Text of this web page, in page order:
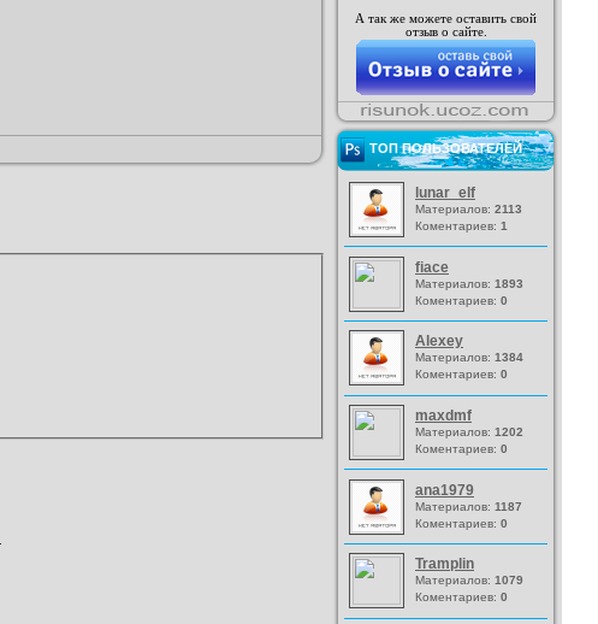
А так же можете оставить свой
отзыв о сайте.
ТОП ПОЛЬЗОВАТЕЛЕЙ
lunar_elf
Материалов: 2113
Коментариев: 1
fiace
Материалов: 1893
Коментариев: 0
Alexey
Материалов: 1384
Коментариев: 0
maxdmf
Материалов: 1202
Коментариев: 0
ana1979
Материалов: 1187
Коментариев: 0
Tramplin
Материалов: 1079
Коментариев: 0